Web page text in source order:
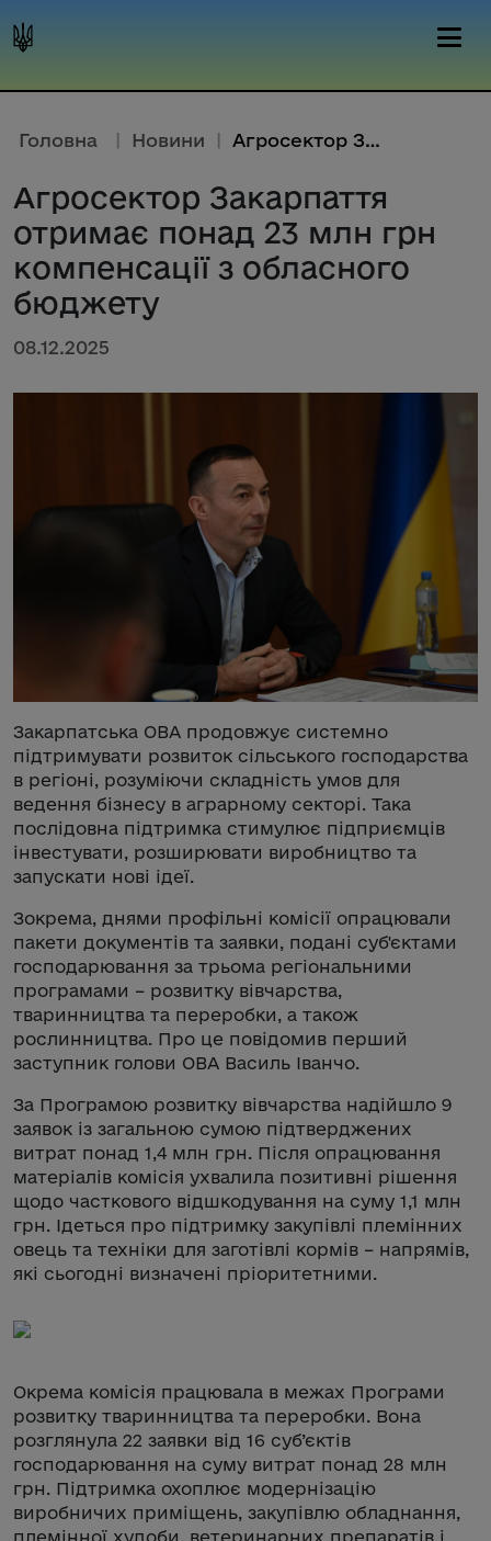
Головна | Новини | Агросектор Закарпаття отримає ...
Агросектор Закарпаття
отримає понад 23 млн грн
компенсації з обласного
бюджету
08.12.2025
Закарпатська ОВА продовжує системно
підтримувати розвиток сільського господарства
в регіоні, розуміючи складність умов для
ведення бізнесу в аграрному секторі. Така
послідовна підтримка стимулює підприємців
інвестувати, розширювати виробництво та
запускати нові ідеї.
Зокрема, днями профільні комісії опрацювали
пакети документів та заявки, подані суб'єктами
господарювання за трьома регіональними
програмами – розвитку вівчарства,
тваринництва та переробки, а також
рослинництва. Про це повідомив перший
заступник голови ОВА Василь Іванчо.
За Програмою розвитку вівчарства надійшло 9
заявок із загальною сумою підтверджених
витрат понад 1,4 млн грн. Після опрацювання
матеріалів комісія ухвалила позитивні рішення
щодо часткового відшкодування на суму 1,1 млн
грн. Ідеться про підтримку закупівлі племінних
овець та техніки для заготівлі кормів – напрямів,
які сьогодні визначені пріоритетними.
Окрема комісія працювала в межах Програми
розвитку тваринництва та переробки. Вона
розглянула 22 заявки від 16 суб’єктів
господарювання на суму витрат понад 28 млн
грн. Підтримка охоплює модернізацію
виробничих приміщень, закупівлю обладнання,
племінної худоби, ветеринарних препаратів і